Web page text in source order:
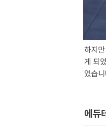
하지
게 되
었습
에듀